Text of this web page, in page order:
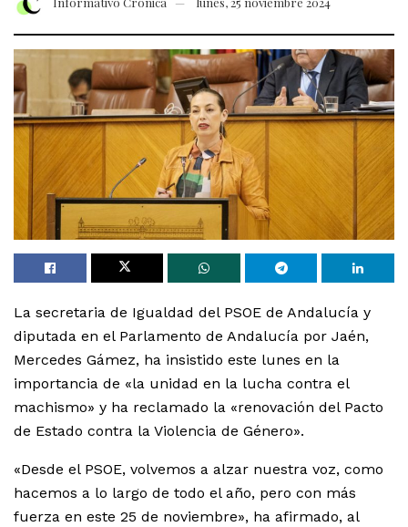
La secretaria de Igualdad del PSOE de Andalucía y
diputada en el Parlamento de Andalucía por Jaén,
Mercedes Gámez, ha insistido este lunes en la
importancia de «la unidad en la lucha contra el
machismo» y ha reclamado la «renovación del Pacto
de Estado contra la Violencia de Género».
«Desde el PSOE, volvemos a alzar nuestra voz, como
hacemos a lo largo de todo el año, pero con más
fuerza en este 25 de noviembre», ha afirmado, al